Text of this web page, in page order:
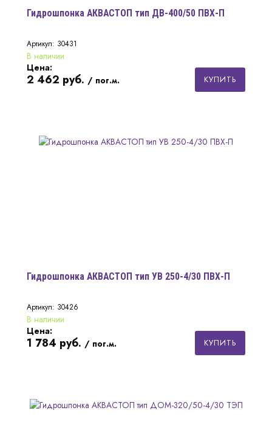
Гидрошпонка АКВАСТОП тип ДВ-400/50 ПВХ-П
Артикул: 30431
В наличии
Цена:
2 462 руб. / пог.м. КУПИТЬ
Гидрошпонка АКВАСТОП тип УВ 250-4/30 ПВХ-П
Артикул: 30426
В наличии
Цена:
1 784 руб. / пог.м. КУПИТЬ